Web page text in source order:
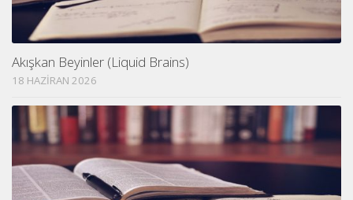
Akışkan Beyinler (Liquid Brains)
18 HAZIRAN 2026